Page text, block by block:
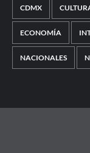
CDMX
ECONOMÍA
NACIONALES